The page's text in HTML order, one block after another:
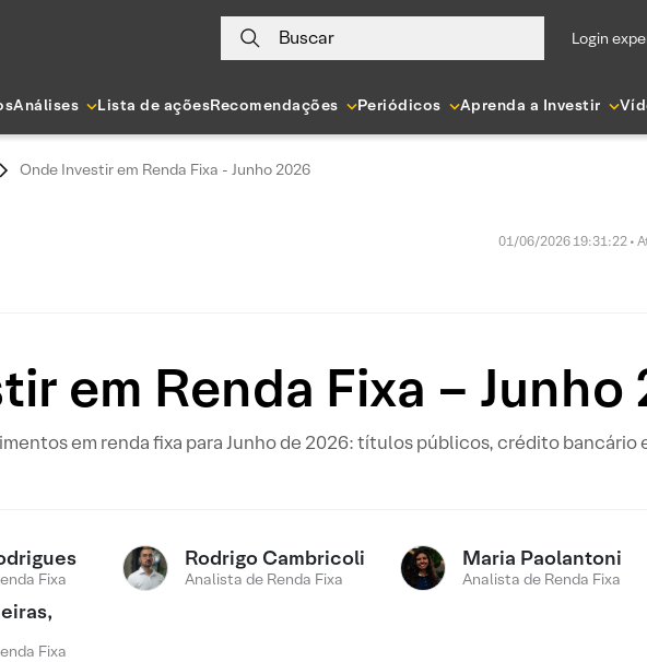
Buscar login
Análises Lista de açõesRecomendações Periódicos Aprenda a Investir
Onde Investir em Renda Fixa - Junho 2026
01/06/2026 19:31:22 •
em Renda Fixa – Junho
em renda fixa para Junho de 2026: títulos públicos, crédito bancário
Fixa
Rodrigo Cambricoli
Analista de Renda Fixa
Maria Paolantoni
Analista de Renda Fixa
Fixa